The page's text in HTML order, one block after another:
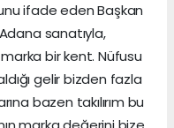
ifade eden Başkan
sanatıyla,
bir kent. Nüfusu
gelir bizden fazla
bazen takılırım bu